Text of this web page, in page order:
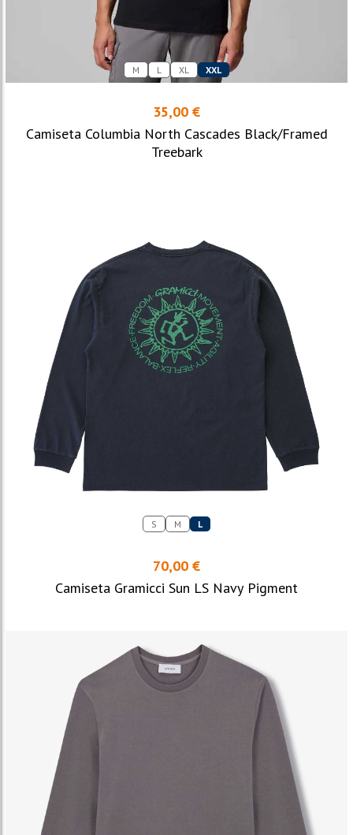
M L XL XXL
35,00 €
Camiseta Columbia North Cascades Black/Framed
Treebark
S M L
70,00 €
Camiseta Gramicci Sun LS Navy Pigment